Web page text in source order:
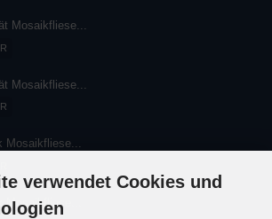
Mosaikfliese...
Mosaikfliese...
Mosaikfliese...
Mosaikfliese...
verwendet Cookies und